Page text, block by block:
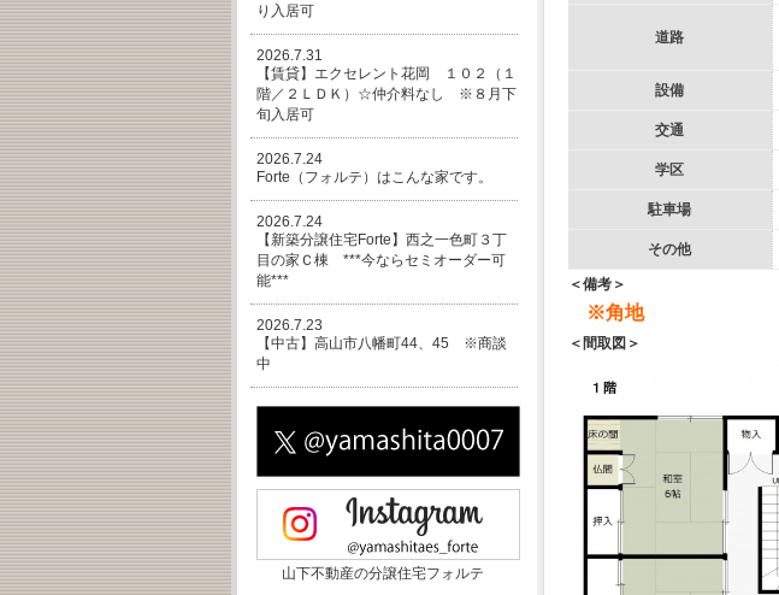
道路
設備
交通
学区
駐車場
その他
＜備考＞
※角地
＜間取図＞
り入居可
2026.7.31
【賃貸】エクセレント花岡 １０２（１
階／２ＬＤＫ）☆仲介料なし ※８月下
旬入居可
2026.7.24
Forte（フォルテ）はこんな家です。
2026.7.24
【新築分譲住宅Forte】西之一色町３丁
目の家Ｃ棟 ***今ならセミオーダー可
能***
2026.7.23
【中古】高山市八幡町44、45 ※商談
中
山下不動産の分譲住宅フォルテ